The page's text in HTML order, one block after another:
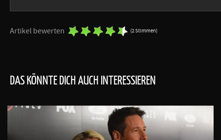
Artikel bewerten (2 Stimmen)
DAS KÖNNTE DICH AUCH INTERESSIEREN